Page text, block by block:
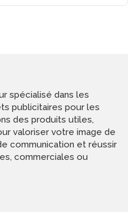
spécialisé dans les
publicitaires pour les
des produits utiles,
valoriser votre image de
communication et réussir
commerciales ou